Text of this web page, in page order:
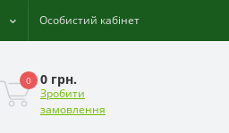
Особистий кабінет
0 0 грн.
Зробити
замовлення